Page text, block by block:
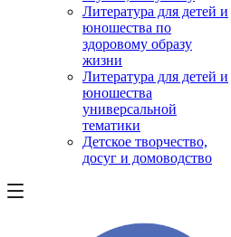
Литература для детей и
юношества по
здоровому образу
жизни
Литература для детей и
юношества
универсальной
тематики
Детское творчество,
досуг и домоводство